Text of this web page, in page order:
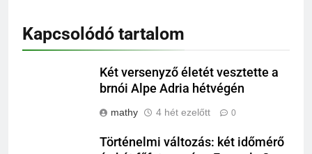
Kapcsolódó tartalom
Két versenyző életét vesztette a
brnói Alpe Adria hétvégén
mathy 4 hét ezelőtt 0
Történelmi változás: két időmérő